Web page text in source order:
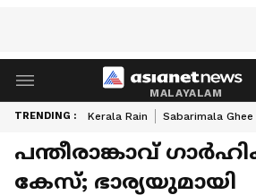
MALAYALAM
TRENDING : Kerala Rain Sabarimala Ghee
പന്തീരാങ്കാവ്
കേസ്; ഭാര്യയുമായി